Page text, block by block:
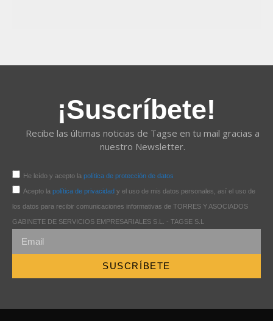
¡Suscríbete!
Recibe las últimas noticias de Tagse en tu mail gracias a
nuestro Newsletter.
He leído y acepto la política de protección de datos
Acepto la política de privacidad y el uso de mis datos personales, así el uso de
los datos para recibir comunicaciones informativas de TORRES Y ASOCIADOS
GABINETE DE SERVICIOS EMPRESARIALES S.L. - TAGSE S.L
SUSCRÍBETE